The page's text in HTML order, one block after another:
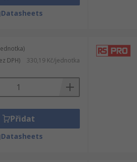
Datasheets
DPH) 330,19 Kč/jednotka
Přidat
Datasheets